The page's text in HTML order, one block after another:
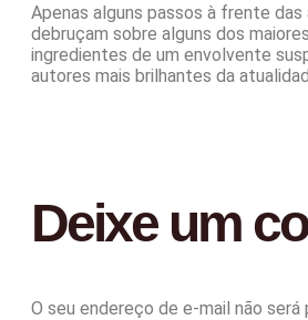
Apenas alguns passos à frente
debruçam sobre alguns dos
ingredientes de um envolvente
autores mais brilhantes da
Deixe um
O seu endereço de e-mail não será